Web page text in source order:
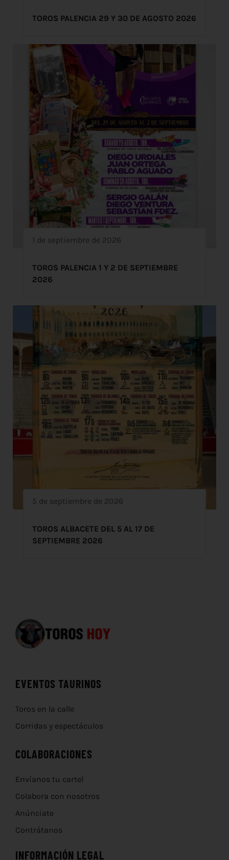
TOROS PALENCIA 29 Y 30 DE AGOSTO 2026
1 de septiembre de 2026
TOROS PALENCIA 1 Y 2 DE SEPTIEMBRE
2026
5 de septiembre de 2026
TOROS ALBACETE DEL 5 AL 17 DE
SEPTIEMBRE 2026
EVENTOS TAURINOS
Toros en la calle
Corridas y espectáculos
COLABORACIONES
Envíanos tu cartel
Colabora con nosotros
Anúnciate
Contrátanos
INFORMACIÓN LEGAL